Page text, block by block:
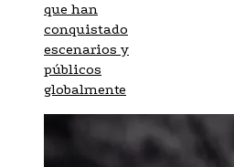
que han
conquistado
escenarios y
públicos
globalmente